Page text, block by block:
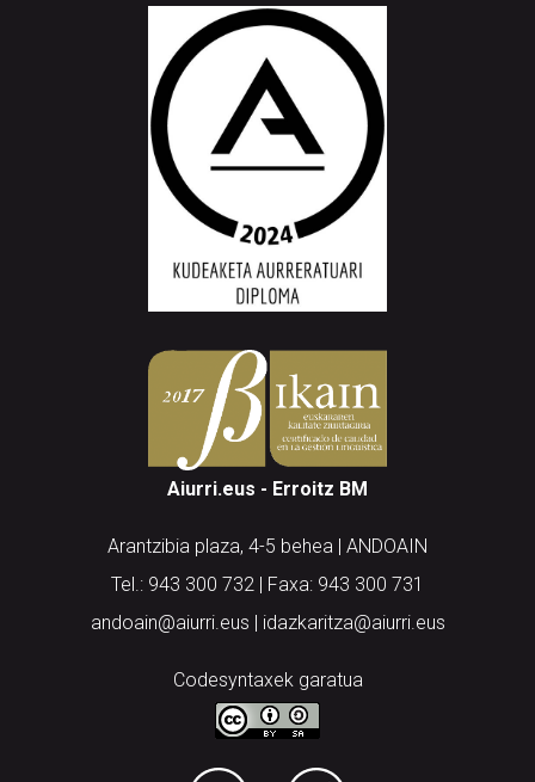
Aiurri.eus - Erroitz BM
Arantzibia plaza, 4-5 behea | ANDOAIN
Tel.: 943 300 732 | Faxa: 943 300 731
andoain@aiurri.eus | idazkaritza@aiurri.eus
Codesyntaxek garatua